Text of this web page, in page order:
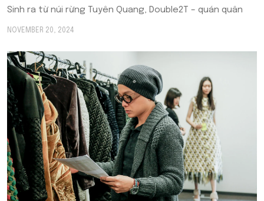
Sinh ra từ núi rừng Tuyên Quang, Double2T – quán quân
NOVEMBER 20, 2024